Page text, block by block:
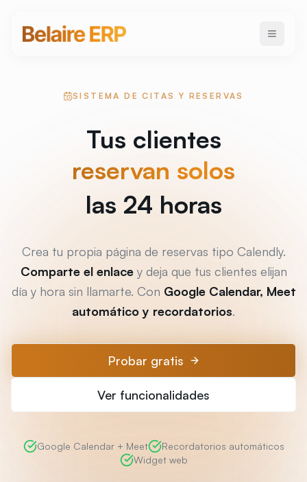
SISTEMA DE CITAS Y RESERVAS
Tus clientes
reservan solos
las 24 horas
Crea tu propia página de reservas tipo Calendly.
Comparte el enlacey deja que tus clientes elijan
día y hora sin llamarte. Con Google Calendar, Meet
automático y recordatorios.
Probar gratis
Ver funcionalidades
Google Calendar + Meet
Recordatorios automáticos
Widget web